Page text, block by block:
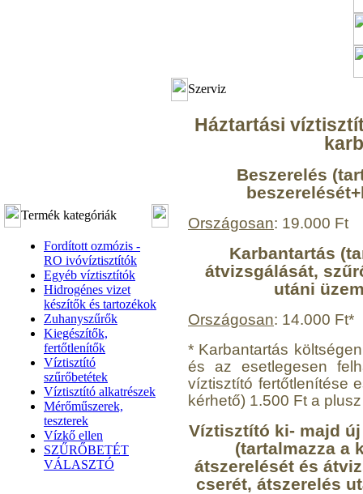
Termék kategóriák
Fordított ozmózis -
RO ivóvíztisztítók
Egyéb víztisztítók
Hidrogénes vizet
készítők és tartozékok
Zuhanyszűrők
Kiegészítők,
fertőtlenítők
Víztisztító
szűrőbetétek
Víztisztító alkatrészek
Mérőműszerek,
teszterek
Vízkő ellen
SZŰRŐBETÉT
VÁLASZTÓ
Szerviz
Háztartási
Beszerelés
Országosan: 19.000 Ft
Karbantartás
átvizsgálását,
utáni
Országosan: 14.000 Ft*
* Karbantartás
és az esetlegesen
víztisztító fertőtlenítése
kérhető) 1.500 Ft a
Víztisztító ki- majd
(tartalmazza a
átszerelését és
cserét, átszerelés